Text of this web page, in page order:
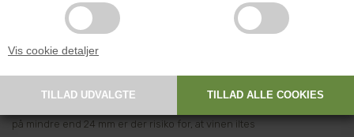
Vis cookie detaljer
Propper af naturkork er blødere end propper af presset kork eller
som kun har en diameter på 22 eller 23 mm. Dette er misvisende, da
på mindre end 24 mm er der risiko for, at vinen iltes